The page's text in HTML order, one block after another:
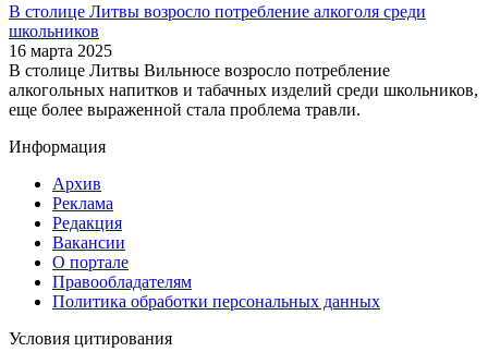
В столице Литвы возросло потребление алкоголя среди
школьников
16 марта 2025
В столице Литвы Вильнюсе возросло потребление
алкогольных напитков и табачных изделий среди школьников,
еще более выраженной стала проблема травли.
Информация
Архив
Реклама
Редакция
Вакансии
О портале
Правообладателям
Политика обработки персональных данных
Условия цитирования